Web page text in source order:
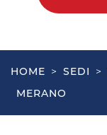
HOME > SEDI >
MERANO